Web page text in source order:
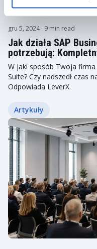
gru 5, 2024· 9 min read
Jak działa SAP
potrzebują:
W jaki sposób Twoja firma
Suite? Czy nadszedł czas
Odpowiada LeverX.
Artykuły